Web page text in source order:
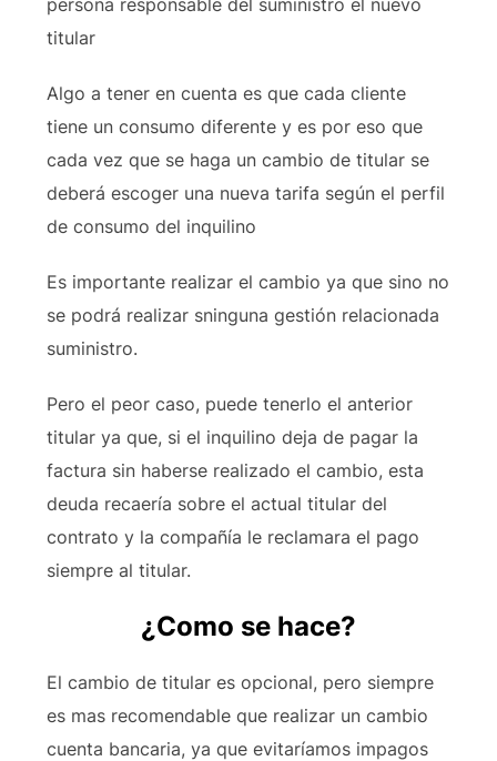
persona responsable del suministro el nuevo
titular
Algo a tener en cuenta es que cada cliente
tiene un consumo diferente y es por eso que
cada vez que se haga un cambio de titular se
deberá escoger una nueva tarifa según el perfil
de consumo del inquilino
Es importante realizar el cambio ya que sino no
se podrá realizar sninguna gestión relacionada
suministro.
Pero el peor caso, puede tenerlo el anterior
titular ya que, si el inquilino deja de pagar la
factura sin haberse realizado el cambio, esta
deuda recaería sobre el actual titular del
contrato y la compañía le reclamara el pago
siempre al titular.
¿Como se hace?
El cambio de titular es opcional, pero siempre
es mas recomendable que realizar un cambio
cuenta bancaria, ya que evitaríamos impagos